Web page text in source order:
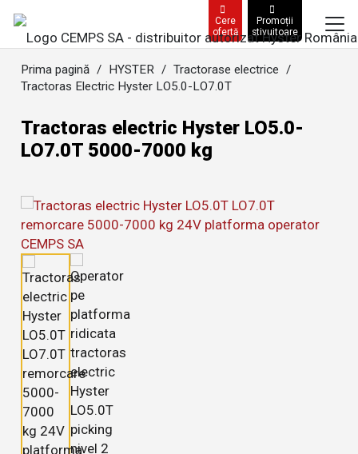
Cere
ofertă
Promoții
stivuitoare
Prima pagină / HYSTER / Tractorase electrice /
Tractoras Electric Hyster LO5.0-LO7.0T
Tractoras electric Hyster LO5.0-
LO7.0T 5000-7000 kg